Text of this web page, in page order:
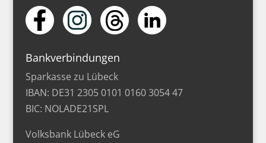
Bankverbindungen
Sparkasse zu Lübeck
IBAN: DE31 2305 0101 0160 3054 47
BIC: NOLADE21SPL
Volksbank Lübeck eG